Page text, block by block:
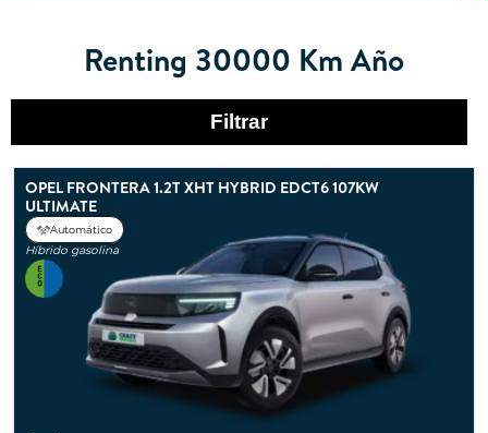
Renting 30000 Km Año
Filtrar
OPEL FRONTERA 1.2T XHT HYBRID EDCT6 107KW
ULTIMATE
Automático
Híbrido gasolina